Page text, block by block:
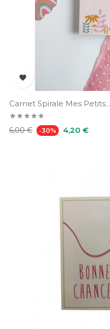

Carnet Spirale Mes Petits...
Prix
6,00 € -30% Prix
4,20 €